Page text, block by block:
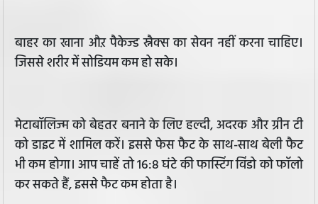
बाहर का खाना औऱ पैकेज्ड स्नैक्स का सेवन नहीं करना चाहिए।
जिससे शरीर में सोडियम कम हो सके।
मेटाबॉलिज्म को बेहतर बनाने के लिए हल्दी, अदरक और ग्रीन टी
को डाइट में शामिल करें। इससे फेस फैट के साथ-साथ बेली फैट
भी कम होगा। आप चाहें तो 16:8 घंटे की फास्टिंग विंडो को फॉलो
कर सकते हैं, इससे फैट कम होता है।